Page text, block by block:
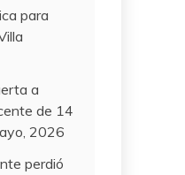
para
a
de 14
2026
perdió